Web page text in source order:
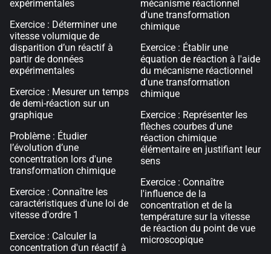
expérimentales
Exercice : Déterminer une
vitesse volumique de
disparition d’un réactif à
partir de données
expérimentales
Exercice : Mesurer un temps
de demi-réaction sur un
graphique
Problème : Étudier
l’évolution d’une
concentration lors d'une
transformation chimique
Exercice : Connaître les
caractéristiques d'une loi de
vitesse d'ordre 1
Exercice : Calculer la
concentration d'un réactif à
mécanisme réactionnel
d'une transformation
chimique
Exercice : Établir une
équation de réaction à l'aide
du mécanisme réactionnel
d'une transformation
chimique
Exercice : Représenter les
flèches courbes d'une
réaction chimique
élémentaire en justifiant leur
sens
Exercice : Connaître
l'influence de la
concentration et de la
température sur la vitesse
de réaction du point de vue
microscopique